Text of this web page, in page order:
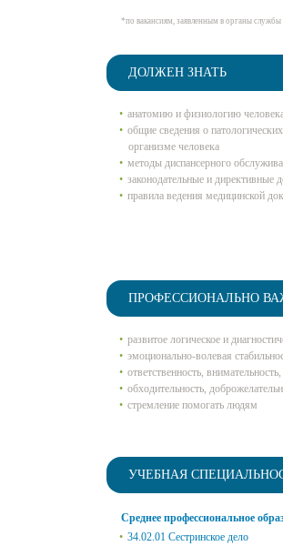
*по вакансиям, заявленным в органы службы
ДОЛЖЕН ЗНАТЬ
анатомию и физиологию
общие сведения о
организме человека
методы диспансерного
законодательные и директивные
правила ведения медицинской
ПРОФЕССИОНАЛЬНО
развитое логическое и
эмоционально-волевая
ответственность,
обходительность,
стремление помогать людям
УЧЕБНАЯ
Среднее профессиональное
34.02.01 Сестринское дело